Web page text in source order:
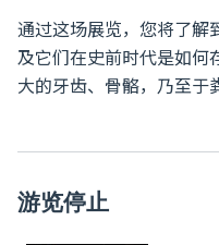
通过这场展览，您将了解
及它们在史前时代是如何
大的牙齿、骨骼，乃至于
游览停止